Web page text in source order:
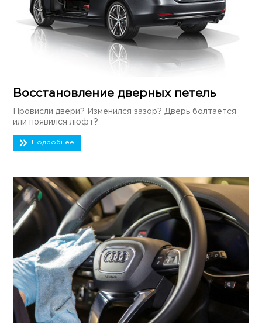
Восстановление дверных петель
Провисли двери? Изменился зазор? Дверь болтается
или появился люфт?
Подробнее